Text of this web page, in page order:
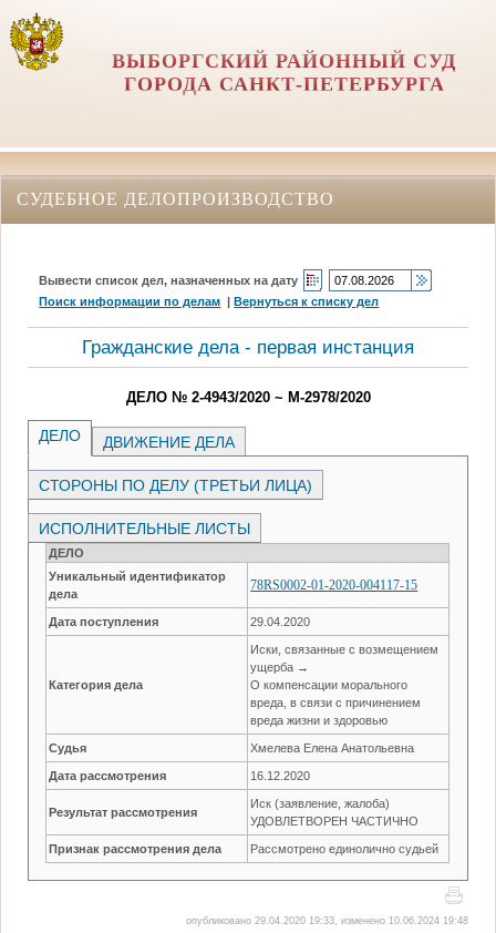
ВЫБОРГСКИЙ РАЙОННЫЙ СУД
ГОРОДА САНКТ-ПЕТЕРБУРГА
СУДЕБНОЕ ДЕЛОПРОИЗВОДСТВО
Вывести список дел, назначенных на дату
Поиск информации по делам |Вернуться к списку дел
Гражданские дела - первая инстанция
ДЕЛО № 2-4943/2020 ~ М-2978/2020
ДЕЛО ДВИЖЕНИЕ ДЕЛА
СТОРОНЫ ПО ДЕЛУ (ТРЕТЬИ ЛИЦА)
ИСПОЛНИТЕЛЬНЫЕ ЛИСТЫ
ДЕЛО
Уникальный идентификатор
дела
78RS0002-01-2020-004117-15
Дата поступления 29.04.2020
Категория дела
Иски, связанные с возмещением
ущерба →
О компенсации морального
вреда, в связи с причинением
вреда жизни и здоровью
Судья Хмелева Елена Анатольевна
Дата рассмотрения 16.12.2020
Результат рассмотрения
Иск (заявление, жалоба)
УДОВЛЕТВОРЕН ЧАСТИЧНО
Признак рассмотрения дела Рассмотрено единолично судьей
опубликовано 29.04.2020 19:33, изменено 10.06.2024 19:48